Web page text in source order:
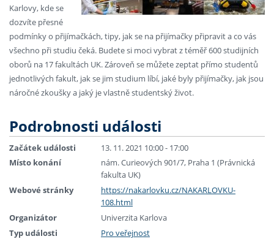
Karlovy, kde se
dozvíte přesné
podmínky o přijímačkách, tipy, jak se na přijímačky připravit a co vás
všechno při studiu čeká. Budete si moci vybrat z téměř 600 studijních
oborů na 17 fakultách UK. Zároveň se můžete zeptat přímo studentů
jednotlivých fakult, jak se jim studium líbí, jaké byly přijímačky, jak jsou
náročné zkoušky a jaký je vlastně studentský život.
Podrobnosti události
Začátek události
13. 11. 2021 10:00 - 17:00
Místo konání
nám. Curieových 901/7, Praha 1 (Právnická
fakulta UK)
Webové stránky
https://nakarlovku.cz/NAKARLOVKU-
108.html
Organizátor
Univerzita Karlova
Typ události
Pro veřejnost